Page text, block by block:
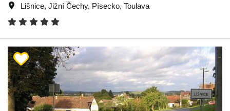
Lišnice, Jižní Čechy, Písecko, Toulava